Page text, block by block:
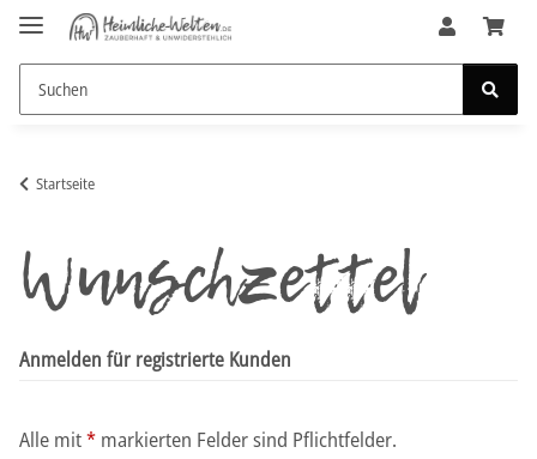
Startseite
Wunschzettel
Anmelden für registrierte Kunden
Alle mit* markierten Felder sind Pflichtfelder.